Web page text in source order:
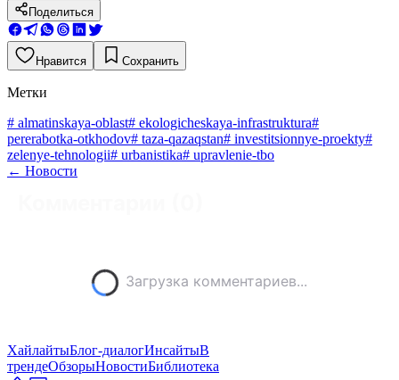
Поделиться
Нравится Сохранить
Метки
# almatinskaya-oblast# ekologicheskaya-infrastruktura#
pererabotka-otkhodov# taza-qazaqstan# investitsionnye-proekty#
zelenye-tehnologii# urbanistika# upravlenie-tbo
← Новости
Загрузка комментариев...
ХайлайтыБлог-диалогИнсайтыВ
трендеОбзорыНовостиБиблиотека